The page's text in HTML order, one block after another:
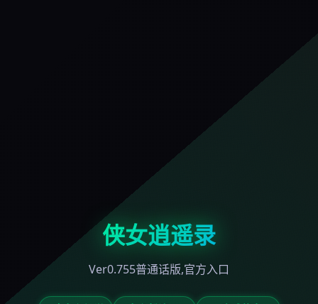
侠女逍遥录
Ver0.755普通话版,官方入口